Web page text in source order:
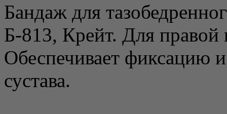
Бандаж для
Б-813, Крейт. Для правой
Обеспечивает фиксацию
сустава.